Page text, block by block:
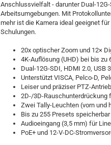
Anschlussvielfalt - darunter Dual-
Arbeitsumgebungen. Mit
mehr ist die Kamera ideal geeignet
Schulungen.
20x optischer Zoom und 12×
4K-Auflösung (UHD) bei bis zu
Dual-12G-SDI, HDMI 2.0, USB
Unterstützt VISCA, Pelco-D,
Leiser und präziser PTZ-
2D-/3D-
Zwei Tally-Leuchten (vorn
Bis zu 255 Presets speicherbar
Audioeingang (3,5 mm) für
PoE+ und 12-V-DC-